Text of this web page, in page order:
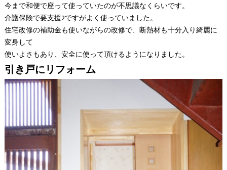
今まで和便で座って使っていたのが不思議なくらいです。
介護保険で要支援2ですがよく使っていました。
住宅改修の補助金も使いながらの改修で、断熱材も十分入り綺麗に
変身して
使いよさもあり、安全に使って頂けるようになりました。
引き戸にリフォーム